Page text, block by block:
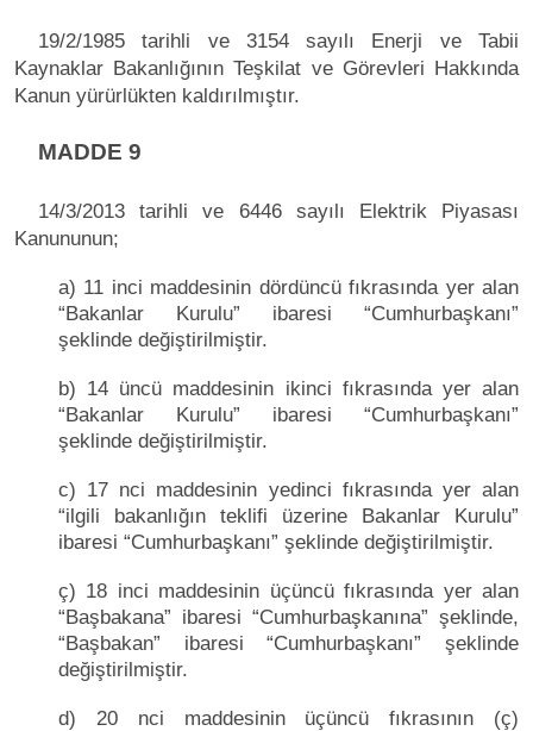
19/2/1985 tarihli ve 3154 sayılı Enerji ve Tabii
Kaynaklar Bakanlığının Teşkilat ve Görevleri Hakkında
Kanun yürürlükten kaldırılmıştır.
MADDE 9
14/3/2013 tarihli ve 6446 sayılı Elektrik Piyasası
Kanununun;
a) 11 inci maddesinin dördüncü fıkrasında yer alan
“Bakanlar Kurulu” ibaresi “Cumhurbaşkanı”
şeklinde değiştirilmiştir.
b) 14 üncü maddesinin ikinci fıkrasında yer alan
“Bakanlar Kurulu” ibaresi “Cumhurbaşkanı”
şeklinde değiştirilmiştir.
c) 17 nci maddesinin yedinci fıkrasında yer alan
“ilgili bakanlığın teklifi üzerine Bakanlar Kurulu”
ibaresi “Cumhurbaşkanı” şeklinde değiştirilmiştir.
ç) 18 inci maddesinin üçüncü fıkrasında yer alan
“Başbakana” ibaresi “Cumhurbaşkanına” şeklinde,
“Başbakan” ibaresi “Cumhurbaşkanı” şeklinde
değiştirilmiştir.
d) 20 nci maddesinin üçüncü fıkrasının (ç)